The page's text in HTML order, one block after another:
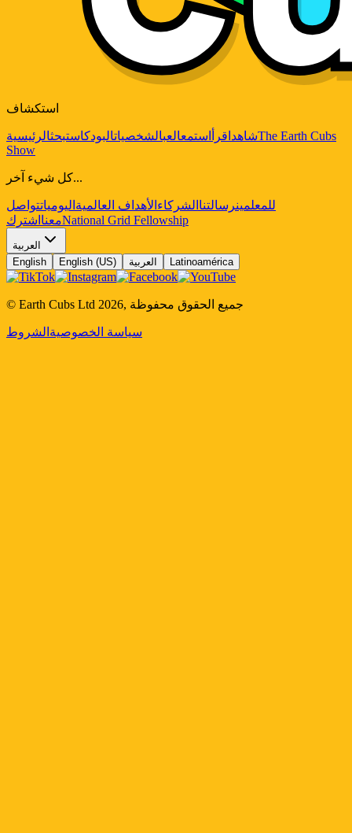
استكشاف
شاهد اقرأ استمعالعبالشخصياتالبودكاستبحثالرئيسية
The Earth Cubs
Show
كل شيء آخر...
للمعلمينرسالتنا الشركاء الأهداف العالمية اليومياتتواصل
معنا اشترك National Grid Fellowship
العربية
English
English (US) العربية Latinoamérica
© Earth Cubs Ltd 2026, جميع الحقوق محفوظة
سياسة الخصوصية الشروط